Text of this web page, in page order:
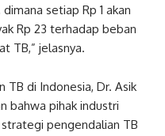
setiap Rp 1 akan
Rp 23 terhadap beban
TB,” jelasnya.
TB di Indonesia, Dr. Asik
bahwa pihak industri
pengendalian TB